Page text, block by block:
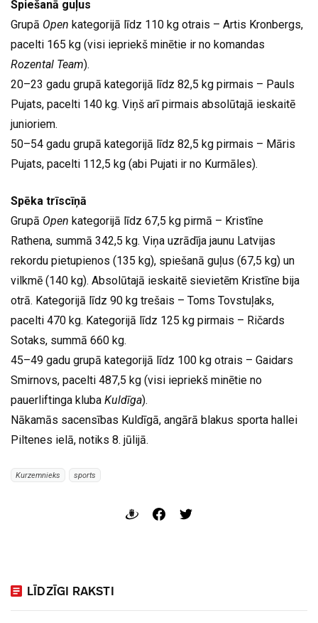
Spiešanā guļus
Grupā Open kategorijā līdz 110 kg otrais – Artis Kronbergs,
pacelti 165 kg (visi iepriekš minētie ir no komandas
Rozental Team).
20–23 gadu grupā kategorijā līdz 82,5 kg pirmais – Pauls
Pujats, pacelti 140 kg. Viņš arī pirmais absolūtajā ieskaitē
junioriem.
50–54 gadu grupā kategorijā līdz 82,5 kg pirmais – Māris
Pujats, pacelti 112,5 kg (abi Pujati ir no Kurmāles).
Spēka trīscīņā
Grupā Open kategorijā līdz 67,5 kg pirmā – Kristīne
Rathena, summā 342,5 kg. Viņa uzrādīja jaunu Latvijas
rekordu pietupienos (135 kg), spiešanā guļus (67,5 kg) un
vilkmē (140 kg). Absolūtajā ieskaitē sievietēm Kristīne bija
otrā. Kategorijā līdz 90 kg trešais – Toms Tovstuļaks,
pacelti 470 kg. Kategorijā līdz 125 kg pirmais – Ričards
Sotaks, summā 660 kg.
45–49 gadu grupā kategorijā līdz 100 kg otrais – Gaidars
Smirnovs, pacelti 487,5 kg (visi iepriekš minētie no
pauerliftinga kluba Kuldīga).
Nākamās sacensības Kuldīgā, angārā blakus sporta hallei
Piltenes ielā, notiks 8. jūlijā.
Kurzemnieks sports
LĪDZĪGI RAKSTI